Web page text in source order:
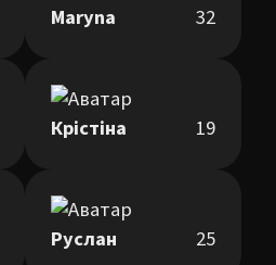
Maryna 32
Крістіна 19
Руслан 25